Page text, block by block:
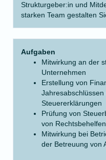
Strukturgeber:in und
starken Team gestalten
Aufgaben
Mitwirkung an der
Unternehmen
Erstellung von
Steuererklärungen
Prüfung von
von Rechtsbehelfen
Mitwirkung bei
der Betreuung von